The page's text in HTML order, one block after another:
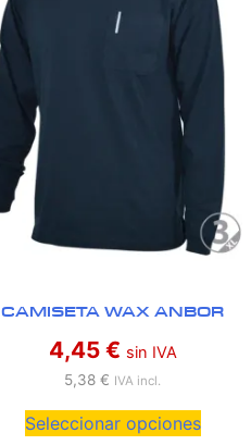
CAMISETA WAX ANBOR
4,45 € sin IVA
5,38€ IVA incl.
Seleccionar opciones